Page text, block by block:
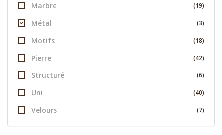
Marbre (19)
Métal (3)
Motifs (18)
Pierre (42)
Structuré (6)
Uni (40)
Velours (7)